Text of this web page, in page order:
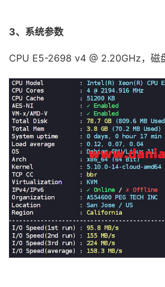
3、系统参数
CPU E5-2698 v4 @ 2.20GHz，磁